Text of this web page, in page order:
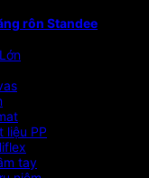
rôn Standee
liệu PP
tay